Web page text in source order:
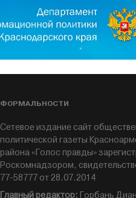
ФОРМАЛЬНОСТИ
Сетевое издание сайт
политической газеты
района «Голос правды»
Роскомнадзором,
77-58777 от 28.07.2014
Главный редактор: Горбань